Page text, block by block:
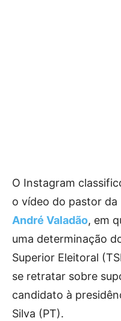
O Instagram
o vídeo do pastor da
André Valadão, em
uma determinação
Superior Eleitoral
se retratar sobre
candidato à
Silva (PT).